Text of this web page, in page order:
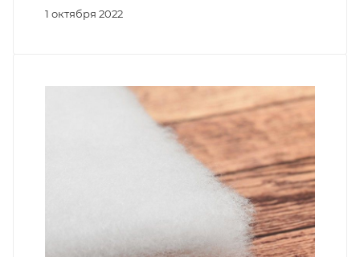
1 октября 2022